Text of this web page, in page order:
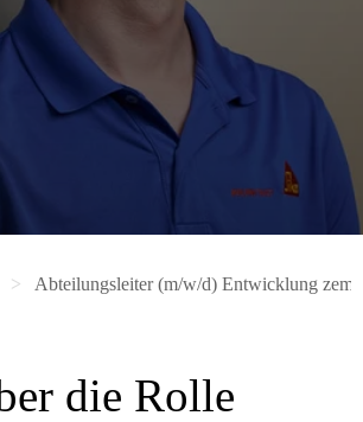
Abteilungsleiter (m/w/d) Entwicklung
die Rolle